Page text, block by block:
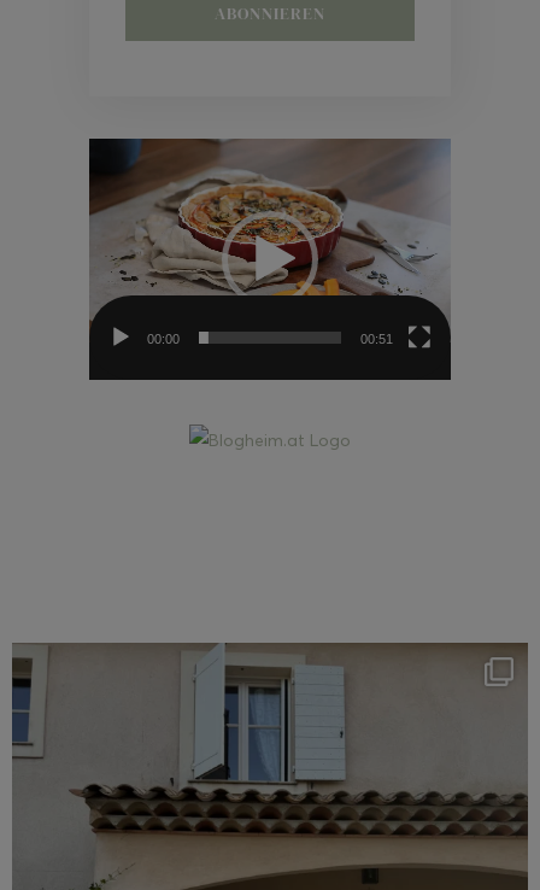
Video-
00:00 00:51